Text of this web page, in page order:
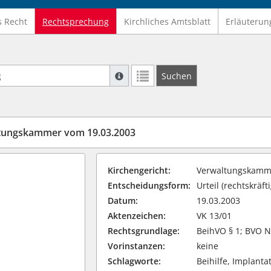
Recht Rechtsprechung Kirchliches Amtsblatt
Suche mit Platzhalter "*", Bsp.
Suchen
vom 19.03.2003
Kirchengericht:
Entscheidungsform:
Urteil
Datum:
19.03.2003
Aktenzeichen:
VK 13/01
Rechtsgrundlage:
BeihVO § 1; BVO
Vorinstanzen:
keine
Schlagworte:
Beihilfe,